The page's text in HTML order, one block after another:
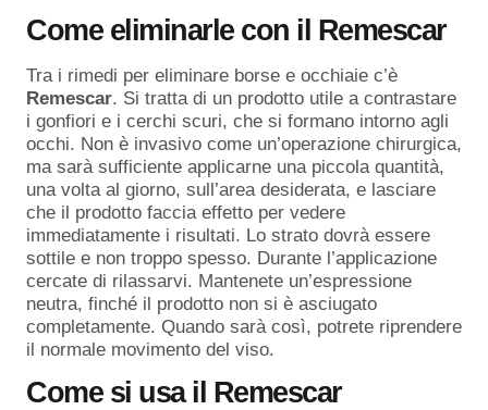
Come eliminarle con il Remescar
Tra i rimedi per eliminare borse e occhiaie c’è
Remescar. Si tratta di un prodotto utile a contrastare
i gonfiori e i cerchi scuri, che si formano intorno agli
occhi. Non è invasivo come un’operazione chirurgica,
ma sarà sufficiente applicarne una piccola quantità,
una volta al giorno, sull’area desiderata, e lasciare
che il prodotto faccia effetto per vedere
immediatamente i risultati. Lo strato dovrà essere
sottile e non troppo spesso. Durante l’applicazione
cercate di rilassarvi. Mantenete un’espressione
neutra, finché il prodotto non si è asciugato
completamente. Quando sarà così, potrete riprendere
il normale movimento del viso.
Come si usa il Remescar